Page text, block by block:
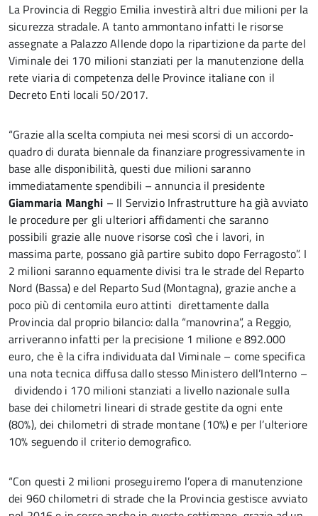
La Provincia di Reggio Emilia investirà altri due milioni per la
sicurezza stradale. A tanto ammontano infatti le risorse
assegnate a Palazzo Allende dopo la ripartizione da parte del
Viminale dei 170 milioni stanziati per la manutenzione della
rete viaria di competenza delle Province italiane con il
Decreto Enti locali 50/2017.
“Grazie alla scelta compiuta nei mesi scorsi di un accordo-
quadro di durata biennale da finanziare progressivamente in
base alle disponibilità, questi due milioni saranno
immediatamente spendibili – annuncia il presidente
Giammaria Manghi – Il Servizio Infrastrutture ha già avviato
le procedure per gli ulteriori affidamenti che saranno
possibili grazie alle nuove risorse così che i lavori, in
massima parte, possano già partire subito dopo Ferragosto”. I
2 milioni saranno equamente divisi tra le strade del Reparto
Nord (Bassa) e del Reparto Sud (Montagna), grazie anche a
poco più di centomila euro attinti direttamente dalla
Provincia dal proprio bilancio: dalla “manovrina”, a Reggio,
arriveranno infatti per la precisione 1 milione e 892.000
euro, che è la cifra individuata dal Viminale – come specifica
una nota tecnica diffusa dallo stesso Ministero dell’Interno –
dividendo i 170 milioni stanziati a livello nazionale sulla
base dei chilometri lineari di strade gestite da ogni ente
(80%), dei chilometri di strade montane (10%) e per l’ulteriore
10% seguendo il criterio demografico.
“Con questi 2 milioni proseguiremo l’opera di manutenzione
dei 960 chilometri di strade che la Provincia gestisce avviato